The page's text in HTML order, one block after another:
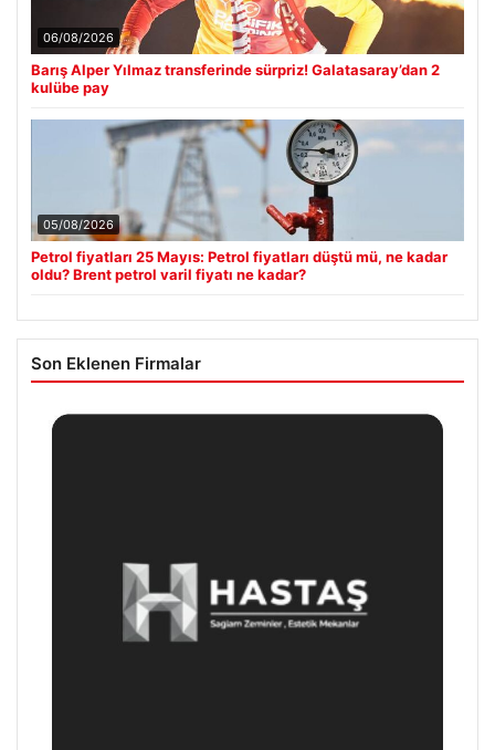
06/08/2026
Barış Alper Yılmaz transferinde sürpriz! Galatasaray’dan 2
kulübe pay
05/08/2026
Petrol fiyatları 25 Mayıs: Petrol fiyatları düştü mü, ne kadar
oldu? Brent petrol varil fiyatı ne kadar?
Son Eklenen Firmalar